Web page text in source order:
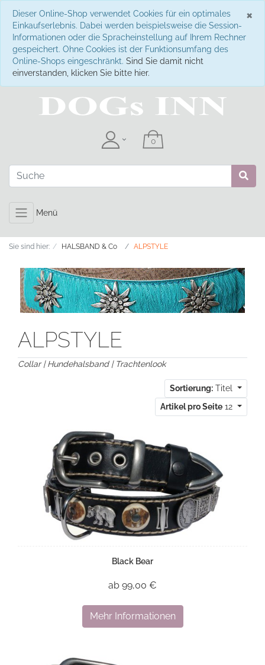
×
Dieser Online-Shop verwendet Cookies für ein optimales
Einkaufserlebnis. Dabei werden beispielsweise die Session-
Informationen oder die Spracheinstellung auf Ihrem Rechner
gespeichert. Ohne Cookies ist der Funktionsumfang des
Online-Shops eingeschränkt. Sind Sie damit nicht
einverstanden, klicken Sie bitte hier.
Menü
Sie sind hier: HALSBAND & Co ALPSTYLE
ALPSTYLE
Collar | Hundehalsband | Trachtenlook
Sortierung: Titel
Artikel pro Seite 12
Black Bear
ab 99,00 €
Mehr Informationen